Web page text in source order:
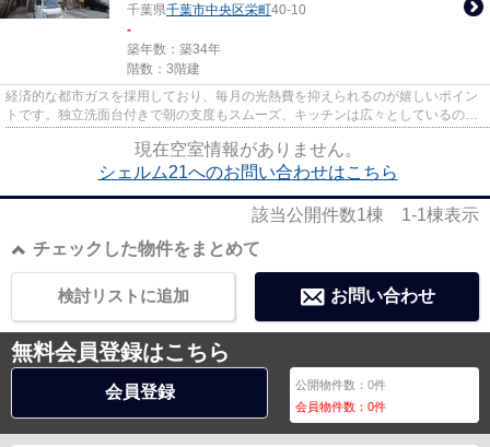
千葉県千葉市中央区栄町40-10
-
築年数：築34年
階数：3階建
経済的な都市ガスを採用しており、毎月の光熱費を抑えられるのが嬉しいポイン
トです。独立洗面台付きで朝の支度もスムーズ、キッチンは広々としているので
現在空室情報がありません。
シェルム21へのお問い合わせはこちら
該当公開件数1棟 1-1棟表示
チェックした物件をまとめて
お問い合わせ
検討リストに追加
無料会員登録はこちら
会員登録 公開物件数：0件
会員物件数：0件